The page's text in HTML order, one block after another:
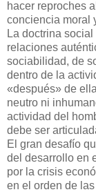
hacer reproches
conciencia moral
La doctrina
relaciones
sociabilidad, de
dentro de la
«después» de
neutro ni
actividad del
debe ser
El gran desafío
del desarrollo en
por la crisis
en el orden de